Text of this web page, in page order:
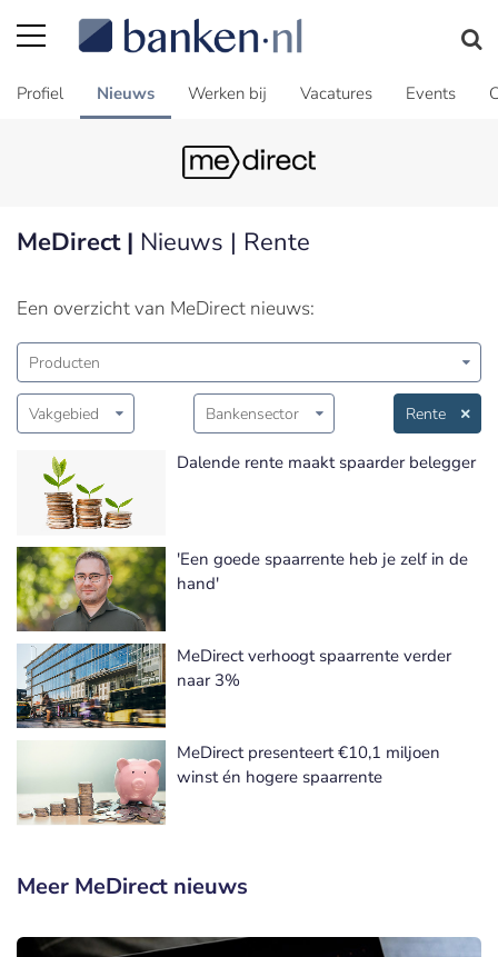
Profiel Nieuws Werken bij Vacatures Events
MeDirect | Nieuws | Rente
Een overzicht van MeDirect nieuws:
Producten
Vakgebied Bankensector Rente
Dalende rente maakt spaarder belegger
'Een goede spaarrente heb je zelf in de
hand'
MeDirect verhoogt spaarrente verder
naar 3%
MeDirect presenteert €10,1 miljoen
winst én hogere spaarrente
Meer MeDirect nieuws